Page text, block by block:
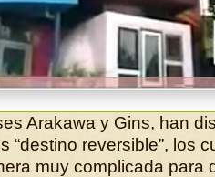
Arakawa y Gins, han
“destino reversible”, los
muy complicada para